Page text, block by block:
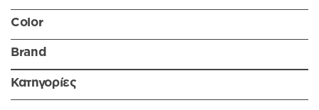
Color
Brand
Κατηγορίες